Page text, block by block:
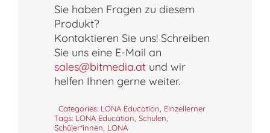
Einzellerner:in
Sie haben Fragen zu diesem
Produkt?
Kontaktieren Sie uns! Schreiben
Sie uns eine E-Mail an
sales@bitmedia.atund wir
helfen Ihnen gerne weiter.
Categories: LONA Education Einzellerner
Tags: LONA Education Schulen
Schüler*innen LONA